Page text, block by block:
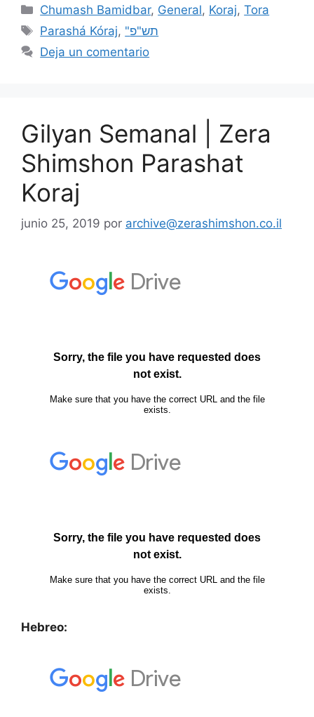
Chumash Bamidbar, General, Koraj,Tora
Parashá Kóraj,
"תש"פ
Deja un comentario
Gilyan Semanal | Zera
Shimshon Parashat
Koraj
junio 25, 2019 por archive@zerashimshon.co.il
Hebreo: